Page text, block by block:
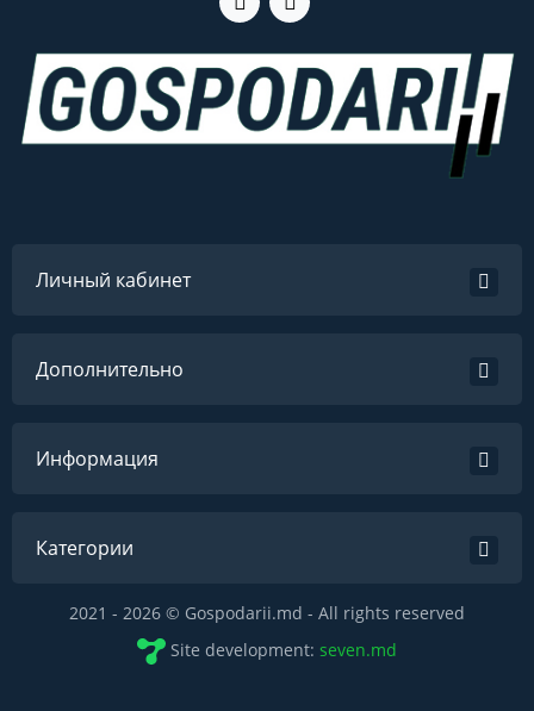
Личный кабинет
Дополнительно
Информация
Категории
2021 - 2026 © Gospodarii.md - All rights reserved
Site development: seven.md